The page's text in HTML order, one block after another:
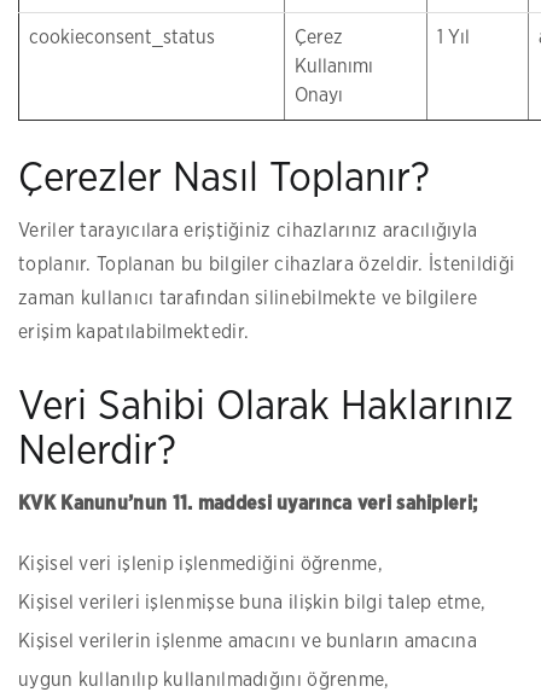
cookieconsent_status
Çerez
Kullanımı
Onayı
1 Yıl
Çerezler Nasıl Toplanır?
Veriler tarayıcılara eriştiğiniz cihazlarınız aracılığıyla
toplanır. Toplanan bu bilgiler cihazlara özeldir. İstenildiği
zaman kullanıcı tarafından silinebilmekte ve bilgilere
erişim kapatılabilmektedir.
Veri Sahibi Olarak Haklarınız
Nelerdir?
KVK Kanunu’nun 11. maddesi uyarınca veri sahipleri;
Kişisel veri işlenip işlenmediğini öğrenme,
Kişisel verileri işlenmişse buna ilişkin bilgi talep etme,
Kişisel verilerin işlenme amacını ve bunların amacına
uygun kullanılıp kullanılmadığını öğrenme,